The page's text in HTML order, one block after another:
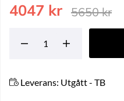
5650kr
4047 kr
Leverans: Utgått - TB